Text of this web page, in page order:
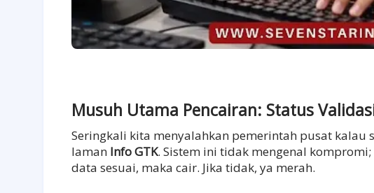
Musuh Utama Pencairan: Status
Seringkali kita menyalahkan pemerintah pusat kalau
laman Info GTK. Sistem ini tidak mengenal
data sesuai, maka cair. Jika tidak, ya merah.